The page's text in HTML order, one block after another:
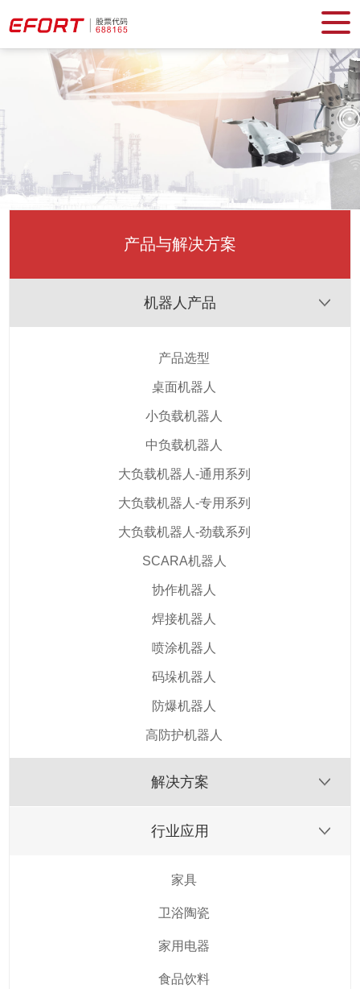
产品与解决方案
机器人产品
产品选型
桌面机器人
小负载机器人
中负载机器人
大负载机器人-通用系列
大负载机器人-专用系列
大负载机器人-劲载系列
SCARA机器人
协作机器人
焊接机器人
喷涂机器人
码垛机器人
防爆机器人
高防护机器人
解决方案
行业应用
家具
卫浴陶瓷
家用电器
食品饮料